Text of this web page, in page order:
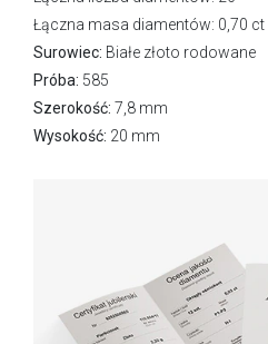
Łączna masa diamentów: 0,70 ct
Surowiec: Białe złoto rodowane
Próba: 585
Szerokość: 7,8 mm
Wysokość: 20 mm